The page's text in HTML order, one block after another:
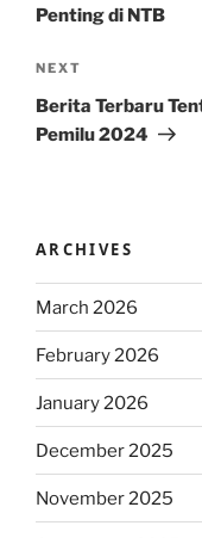
Penting di NTB
Next
Post
NEXT
Berita Terbaru
Pemilu 2024
ARCHIVES
March 2026
February 2026
January 2026
December 2025
November 2025